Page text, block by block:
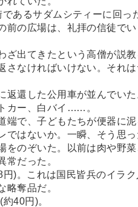
あるサダムシティーに回っ
前の広場は、礼拝の信徒で
出てきたという高僧が説教
さなければいけない。それ
還した公用車が並んでい
カー、白バイ ……。
で、子どもたちが便器に
はないか。一瞬、そう思っ
のぞいた。以前は肉や野
常だった。
)。これは国民皆兵のイラ
略奪品だ。
40円)。